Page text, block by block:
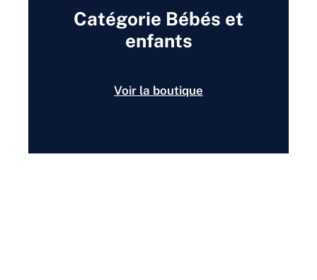
Catégorie Bébés et
enfants
Voir la boutique